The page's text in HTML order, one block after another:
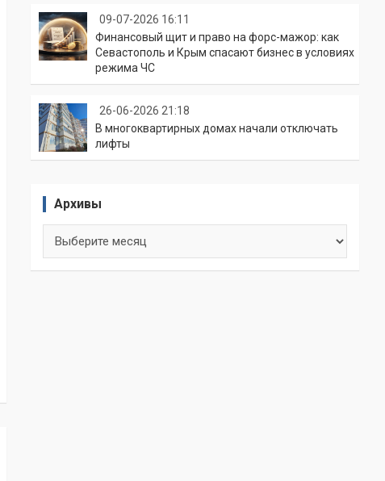
09-07-2026 16:11
Финансовый щит и право на форс-мажор: как
Севастополь и Крым спасают бизнес в условиях
режима ЧС
26-06-2026 21:18
В многоквартирных домах начали отключать
лифты
Архивы